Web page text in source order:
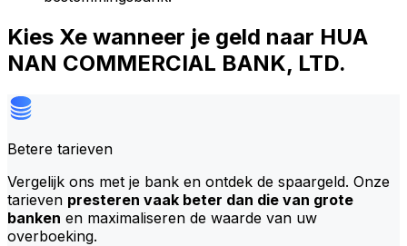
Kies Xe wanneer je geld naar HUA
NAN COMMERCIAL BANK, LTD.
Betere tarieven
Vergelijk ons met je bank en ontdek de spaargeld. Onze
tarieven presteren vaak beter dan die van grote
banken en maximaliseren de waarde van uw
overboeking.